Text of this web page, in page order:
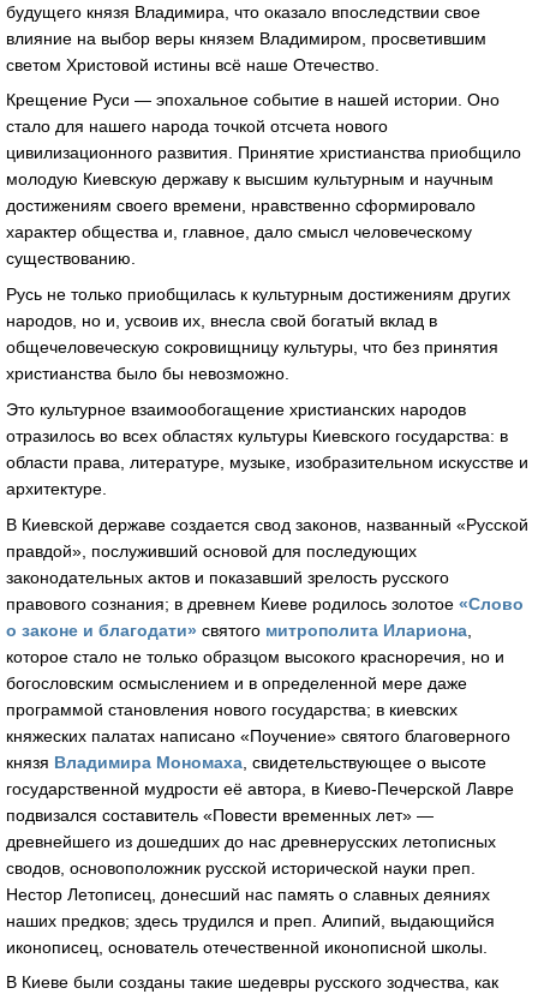
будущего князя Владимира, что оказало впоследствии свое
влияние на выбор веры князем Владимиром, просветившим
светом Христовой истины всё наше Отечество.
Крещение Руси — эпохальное событие в нашей истории. Оно
стало для нашего народа точкой отсчета нового
цивилизационного развития. Принятие христианства приобщило
молодую Киевскую державу к высшим культурным и научным
достижениям своего времени, нравственно сформировало
характер общества и, главное, дало смысл человеческому
существованию.
Русь не только приобщилась к культурным достижениям других
народов, но и, усвоив их, внесла свой богатый вклад в
общечеловеческую сокровищницу культуры, что без принятия
христианства было бы невозможно.
Это культурное взаимообогащение христианских народов
отразилось во всех областях культуры Киевского государства: в
области права, литературе, музыке, изобразительном искусстве и
архитектуре.
В Киевской державе создается свод законов, названный «Русской
правдой», послуживший основой для последующих
законодательных актов и показавший зрелость русского
правового сознания; в древнем Киеве родилось золотое «Слово
о законе и благодати» святого митрополита Илариона
которое стало не только образцом высокого красноречия, но и
богословским осмыслением и в определенной мере даже
программой становления нового государства; в киевских
княжеских палатах написано «Поучение» святого благоверного
князя Владимира Мономаха , свидетельствующее о высоте
государственной мудрости её автора, в Киево-Печерской Лавре
подвизался составитель «Повести временных лет» —
древнейшего из дошедших до нас древнерусских летописных
сводов, основоположник русской исторической науки преп.
Нестор Летописец, донесший нас память о славных деяниях
наших предков; здесь трудился и преп. Алипий, выдающийся
иконописец, основатель отечественной иконописной школы.
В Киеве были созданы такие шедевры русского зодчества, как